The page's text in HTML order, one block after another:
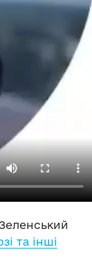
та інші